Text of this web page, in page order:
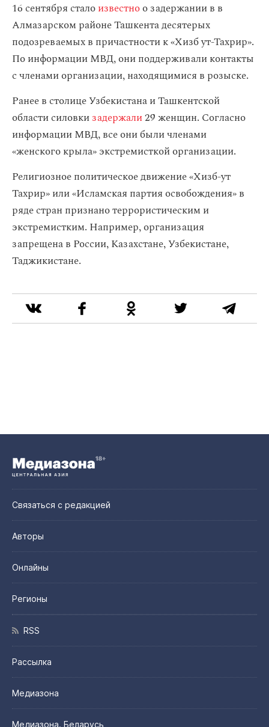
16 сентября сталоизвестноо задержании в в
Алмазарском районе Ташкента десятерых
подозреваемых в причастности к «Хизб ут-Тахрир».
По информации МВД, они поддерживали контакты
с членами организации, находящимися в розыске.
Ранее в столице Узбекистана и Ташкентской
области силовкизадержали29 женщин. Согласно
информации МВД, все они были членами
«женского крыла» экстремисткой организации.
Религиозное политическое движение «Хизб-ут
Тахрир» или «Исламская партия освобождения» в
ряде стран признано террористическим и
экстремистким. Например, организация
запрещена в России, Казахстане, Узбекистане,
Таджикистане.
Связаться с редакцией
Авторы
Онлайны
Регионы
RSS
Рассылка
Медиазона
Медиазона. Беларусь